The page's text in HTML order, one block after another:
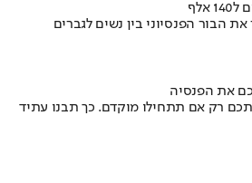
הבור הפנסיוני בין נשים לגברים
את הפנסיה
רק אם תתחילו מוקדם. כך תבנו עתיד